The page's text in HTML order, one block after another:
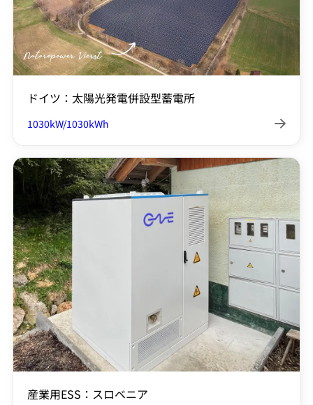
ドイツ：太陽光発電併設型蓄電所
1030kW/1030kWh 
産業用ESS：スロベニア